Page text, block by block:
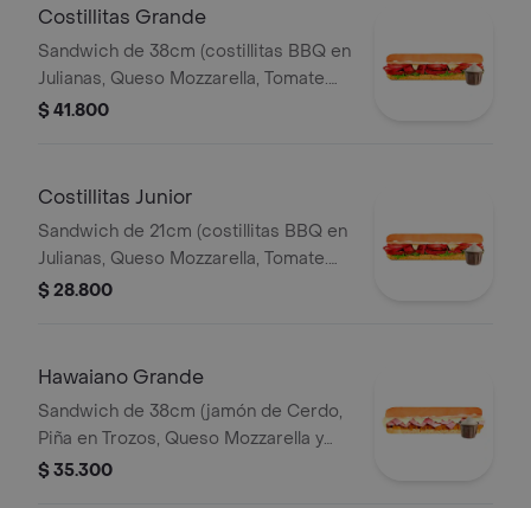
Costillitas Grande
Sandwich de 38cm (costillitas BBQ en
Julianas, Queso Mozzarella, Tomate.
Salsa Bbq, Lechuga y Salsa de Ajo.)
$ 41.800
Costillitas Junior
Sandwich de 21cm (costillitas BBQ en
Julianas, Queso Mozzarella, Tomate.
Salsa Bbq, Lechuga y Salsa de Ajo.)
$ 28.800
Hawaiano Grande
Sandwich de 38cm (jamón de Cerdo,
Piña en Trozos, Queso Mozzarella y
Mayonesa).
$ 35.300